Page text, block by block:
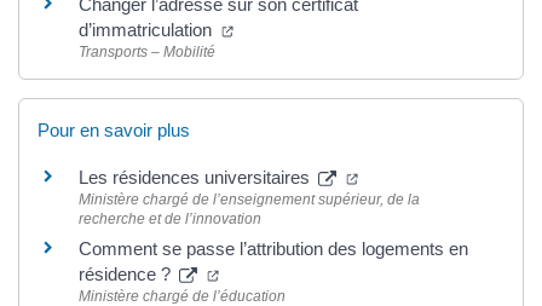
d’immatriculation
(ouverture dans un nouvel onglet)
Transports – Mobilité
Pour en savoir plus
Les résidences universitaires (ouverture dans un
Ministère chargé de l’enseignement supérieur, de la
recherche et de l’innovation
Comment se passe l’attribution des logements en
résidence ?
(ouverture dans un nouvel onglet)
Ministère chargé de l’éducation